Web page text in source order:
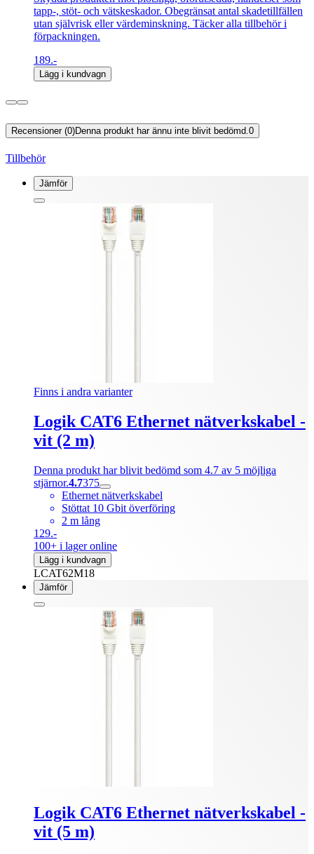
tapp-, stöt- och vätskeskador. Obegränsat antal skadetillfällen
utan självrisk eller värdeminskning. Täcker alla tillbehör i
förpackningen.
189.-
Lägg i kundvagn
Recensioner (0)Denna produkt har ännu inte blivit bedömd.0
Tillbehör
Jämför
Finns i andra varianter
Logik CAT6 Ethernet nätverkskabel -
vit (2 m)
Denna produkt har blivit bedömd som 4.7 av 5 möjliga
stjärnor.4.7375
Ethernet nätverkskabel
Stöttat 10 Gbit överföring
2 m lång
129.-
100+ i lager online
Lägg i kundvagn
LCAT62M18
Jämför
Logik CAT6 Ethernet nätverkskabel -
vit (5 m)